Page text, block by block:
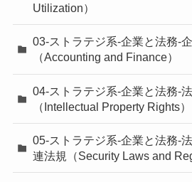
Utilization）
03-ストラテジ系-企業と法務-
（Accounting and Finance）
04-ストラテジ系-企業と法務-
（Intellectual Property Rights）
05-ストラテジ系-企業と法務-
連法規（Security Laws and